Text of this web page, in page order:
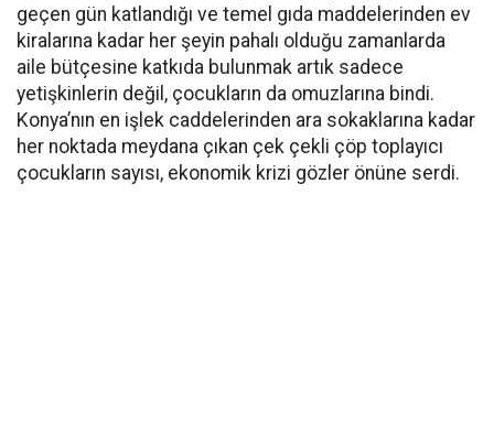
geçen gün katlandığı ve temel gıda maddelerinden ev
kiralarına kadar her şeyin pahalı olduğu zamanlarda
aile bütçesine katkıda bulunmak artık sadece
yetişkinlerin değil, çocukların da omuzlarına bindi.
Konya’nın en işlek caddelerinden ara sokaklarına kadar
her noktada meydana çıkan çek çekli çöp toplayıcı
çocukların sayısı, ekonomik krizi gözler önüne serdi.